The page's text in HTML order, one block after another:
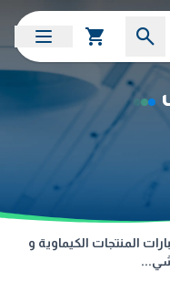
المنتجات الكيماوية و